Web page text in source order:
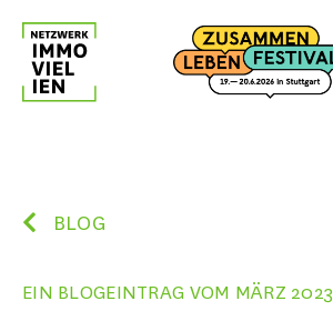
content
BLOG
EIN BLOGEINTRAG VOM MÄRZ 2023